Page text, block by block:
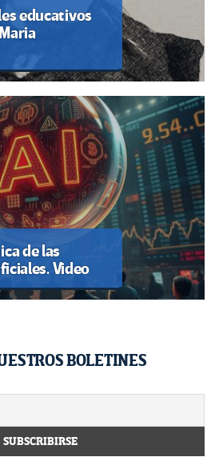
educativos
de las
Video
BOLETINES